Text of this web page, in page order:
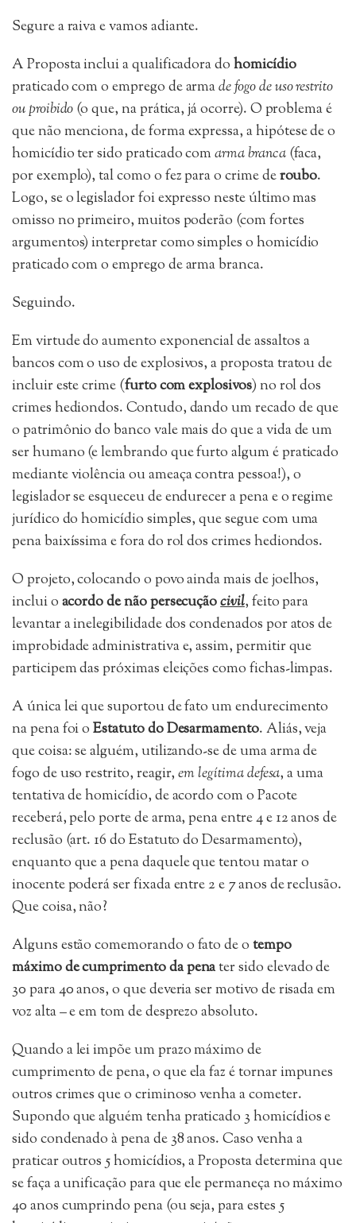
Segure a raiva e vamos adiante.
A Proposta inclui a qualificadora dohomicídio
praticado com o emprego de armade fogo de uso restrito
ou proibido(o que, na prática, já ocorre). O problema é
que não menciona, de forma expressa, a hipótese de o
homicídio ter sido praticado comarma branca(faca,
por exemplo), tal como o fez para o crime deroubo.
Logo, se o legislador foi expresso neste último mas
omisso no primeiro, muitos poderão (com fortes
argumentos) interpretar como simples o homicídio
praticado com o emprego de arma branca.
Seguindo.
Em virtude do aumento exponencial de assaltos a
bancos com o uso de explosivos, a proposta tratou de
incluir este crime (furto com explosivos) no rol dos
crimes hediondos. Contudo, dando um recado de que
o patrimônio do banco vale mais do que a vida de um
ser humano (e lembrando que furto algum é praticado
mediante violência ou ameaça contra pessoa!), o
legislador se esqueceu de endurecer a pena e o regime
jurídico do homicídio simples, que segue com uma
pena baixíssima e fora do rol dos crimes hediondos.
O projeto, colocando o povo ainda mais de joelhos,
inclui oacordo de não persecuçãocivil, feito para
levantar a inelegibilidade dos condenados por atos de
improbidade administrativa e, assim, permitir que
participem das próximas eleições como fichas-limpas.
A única lei que suportou de fato um endurecimento
na pena foi oEstatuto do Desarmamento. Aliás, veja
que coisa: se alguém, utilizando-se de uma arma de
fogo de uso restrito, reagir,em legítima defesa, a uma
tentativa de homicídio, de acordo com o Pacote
receberá, pelo porte de arma, pena entre 4 e 12 anos de
reclusão (art. 16 do Estatuto do Desarmamento),
enquanto que a pena daquele que tentou matar o
inocente poderá ser fixada entre 2 e 7 anos de reclusão.
Que coisa, não?
Alguns estão comemorando o fato de otempo
máximo de cumprimento da penater sido elevado de
30 para 40 anos, o que deveria ser motivo de risada em
voz alta – e em tom de desprezo absoluto.
Quando a lei impõe um prazo máximo de
cumprimento de pena, o que ela faz é tornar impunes
outros crimes que o criminoso venha a cometer.
Supondo que alguém tenha praticado 3 homicídios e
sido condenado à pena de 38 anos. Caso venha a
praticar outros 5 homicídios, a Proposta determina que
se faça a unificação para que ele permaneça no máximo
40 anos cumprindo pena (ou seja, para estes 5